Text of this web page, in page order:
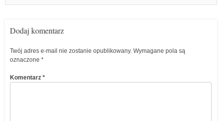
Dodaj komentarz
Twój adres e-mail nie zostanie opublikowany. Wymagane pola są
oznaczone *
Komentarz *